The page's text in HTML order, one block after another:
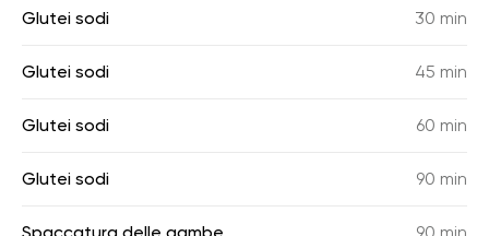
Glutei sodi 30 min
Glutei sodi 45 min
Glutei sodi 60 min
Glutei sodi 90 min